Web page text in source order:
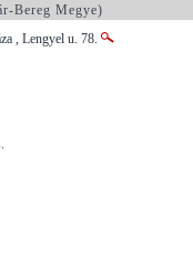
Bereg Megye)
, Lengyel u. 78.